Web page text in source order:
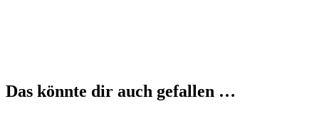
Das könnte dir auch gefallen …